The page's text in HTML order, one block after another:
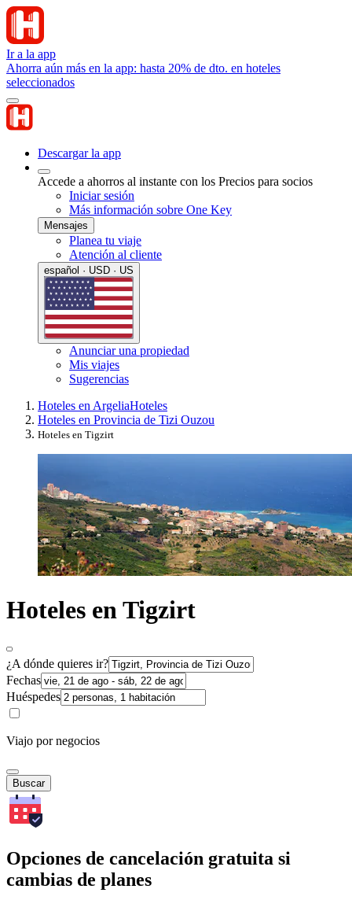
Ir a la app
Ahorra aún más en la app: hasta 20% de dto. en hoteles
seleccionados
Descargar la app
Accede a ahorros al instante con los Precios para socios
Iniciar sesión
Más información sobre One Key
Mensajes
Planea tu viaje
Atención al cliente
español · USD · US
Anunciar una propiedad
Mis viajes
Sugerencias
Hoteles en ArgeliaHoteles
Hoteles en Provincia de Tizi Ouzou
Hoteles en Tigzirt
Hoteles en Tigzirt
¿A dónde quieres ir?
Fechas
Huéspedes
Viajo por negocios
Buscar
Opciones de cancelación gratuita si
cambias de planes